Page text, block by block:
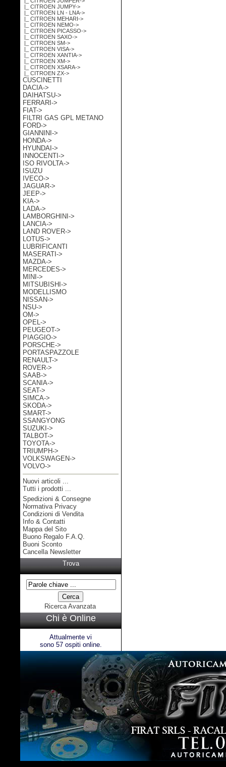
|_ CITROEN JUMPY->
|_ CITROEN LN - LNA->
|_ CITROEN MEHARI->
|_ CITROEN NEMO->
|_ CITROEN PICASSO->
|_ CITROEN SAXO->
|_ CITROEN SM->
|_ CITROEN VISA->
|_ CITROEN XANTIA->
|_ CITROEN XM->
|_ CITROEN XSARA->
|_ CITROEN ZX->
CUSCINETTI
DACIA->
DAIHATSU->
FERRARI->
FIAT->
FILTRI GAS GPL METANO
FORD->
GIANNINI->
HONDA->
HYUNDAI->
INNOCENTI->
ISO RIVOLTA->
ISUZU
IVECO->
JAGUAR->
JEEP->
KIA->
LADA->
LAMBORGHINI->
LANCIA->
LAND ROVER->
LOTUS->
LUBRIFICANTI
MASERATI->
MAZDA->
MERCEDES->
MINI->
MITSUBISHI->
MODELLISMO
NISSAN->
NSU->
OM->
OPEL->
PEUGEOT->
PIAGGIO->
PORSCHE->
PORTASPAZZOLE
RENAULT->
ROVER->
SAAB->
SCANIA->
SEAT->
SIMCA->
SKODA->
SMART->
SSANGYONG
SUZUKI->
TALBOT->
TOYOTA->
TRIUMPH->
VOLKSWAGEN->
VOLVO->
Nuovi articoli ...
Tutti i prodotti ...
Informazioni
Spedizioni & Consegne
Normativa Privacy
Condizioni di Vendita
Info & Contatti
Mappa del Sito
Buono Regalo F.A.Q.
Buoni Sconto
Cancella Newsletter
Trova
Ricerca Avanzata
Chi è Online
Attualmente vi
sono 57 ospiti online.